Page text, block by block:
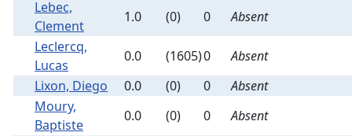
Lebec,
Clement
1.0 (0) 0
Absent
Leclercq,
Lucas
0.0 (1605)0
Absent
Lixon, Diego
0.0 (0) 0
Absent
Moury,
Baptiste
0.0 (0) 0
Absent